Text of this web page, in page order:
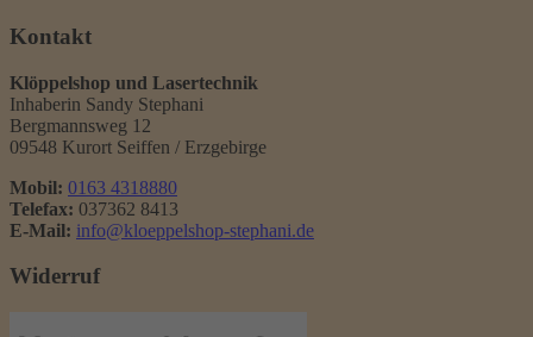
Kontakt
Klöppelshop und Lasertechnik
Inhaberin Sandy Stephani
Bergmannsweg 12
09548 Kurort Seiffen / Erzgebirge
Mobil: 0163 4318880
Telefax: 037362 8413
E-Mail: info@kloeppelshop-stephani.de
Widerruf